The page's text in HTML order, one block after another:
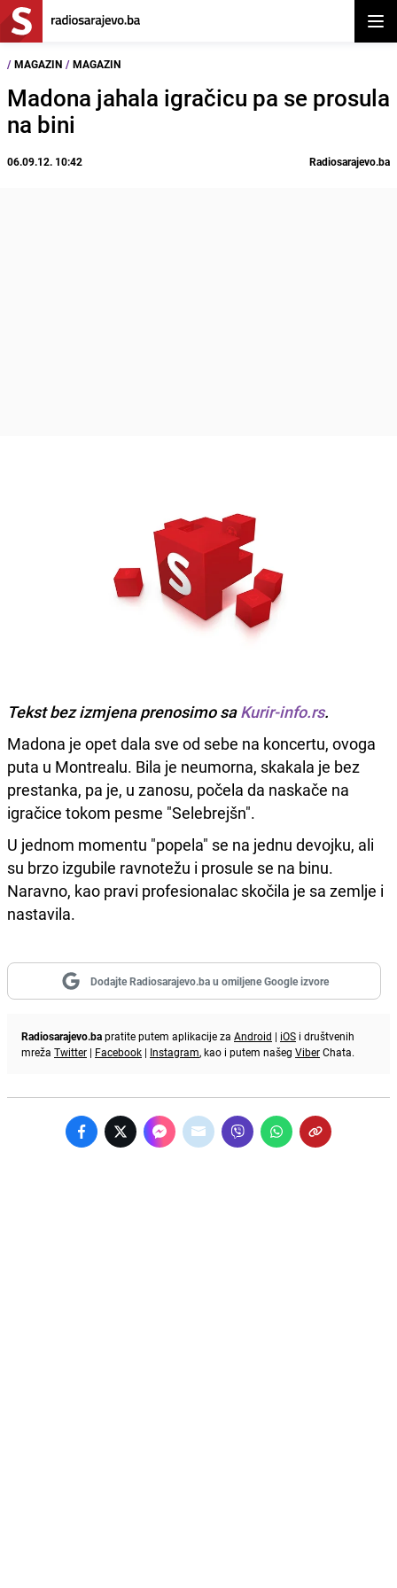
/ MAGAZIN / MAGAZIN
Madona jahala igračicu pa se prosula
na bini
06.09.12. 10:42 Radiosarajevo.ba
Tekst bez izmjena prenosimo saKurir-info.rs.
Madona je opet dala sve od sebe na koncertu, ovoga
puta u Montrealu. Bila je neumorna, skakala je bez
prestanka, pa je, u zanosu, počela da naskače na
igračice tokom pesme "Selebrejšn".
U jednom momentu "popela" se na jednu devojku, ali
su brzo izgubile ravnotežu i prosule se na binu.
Naravno, kao pravi profesionalac skočila je sa zemlje i
nastavila.
Dodajte Radiosarajevo.ba u omiljene Google izvore
Radiosarajevo.bapratite putem aplikacije za Android | iOS i društvenih
mreža Twitter | Facebook | Instagram, kao i putem našeg ViberChata.